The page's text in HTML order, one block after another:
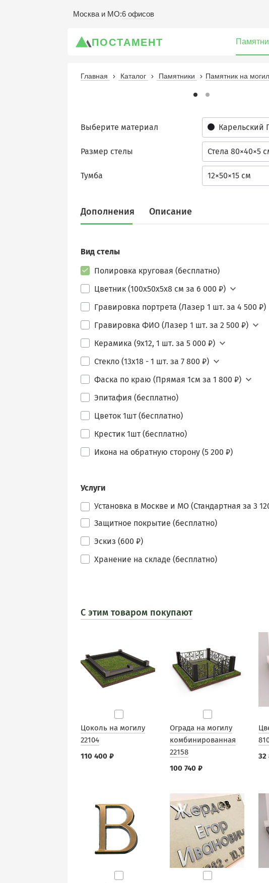
Москва и МО:6 офисов
ПОСТАМЕНТ
Главная Каталог Памятники Памятник на
Карельский
Выберите материал
Стела 80×40×5
Размер стелы
12×50×15 см
Тумба
Дополнения Описание
Вид стелы
Полировка круговая (бесплатно)
Цветник (100х50х5х8 см за 6 000 ₽)
Гравировка портрета (Лазер 1 шт. за 4 500 ₽)
Гравировка ФИО (Лазер 1 шт. за 2 500 ₽)
Керамика (9х12, 1 шт. за 5 000 ₽)
Стекло (13х18 - 1 шт. за 7 800 ₽)
Фаска по краю (Прямая 1см за 1 800 ₽)
Эпитафия (бесплатно)
Цветок 1шт (бесплатно)
Крестик 1шт (бесплатно)
Икона на обратную сторону (5 200 ₽)
Услуги
Установка в Москве и МО (Стандартная за 3
Защитное покрытие (бесплатно)
Эскиз (600 ₽)
Хранение на складе (бесплатно)
С этим товаром покупают
Цоколь на могилу
22104
110 400 ₽
Ограда на могилу
комбинированная
22158
100 740 ₽
32